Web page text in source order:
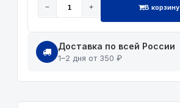
− + В корзину
Доставка по всей России
1–2 дня от 350 ₽